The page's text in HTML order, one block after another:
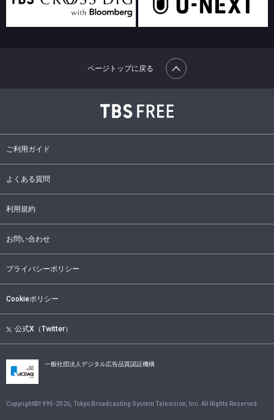
ご利用ガイド
よくある質問
利用規約
お問い合わせ
プライバシーポリシー
Cookieポリシー
公式X（Twitter）
ページトップに戻る
一般社団法人デジタル広告品質認証機構
Copyright©1995-2026 , Tokyo Broadcasting System Television, Inc. All Rights Reserved.